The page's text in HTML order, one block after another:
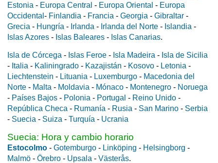
Estonia - Europa Central - Europa Oriental - Europa
Occidental - Finlandia - Francia - Georgia - Gibraltar -
Grecia - Hungría - Irlanda - Irlanda del Norte - Islandia -
Islas Azores - Islas Baleares - Islas Canarias.
Isla de Córcega - Islas Feroe - Isla Madeira - Isla de Sicilia
- Italia - Kaliningrado - Kazajistán - Kosovo - Letonia -
Liechtenstein - Lituania - Luxemburgo - Macedonia del
Norte - Malta - Moldavia - Mónaco - Montenegro - Noruega
- Países Bajos - Polonia - Portugal - Reino Unido -
República Checa - Rumanía - Rusia - San Marino - Serbia
- Suecia - Suiza - Turquía - Ucrania
Suecia: Hora y cambio horario
Estocolmo - Gotemburgo - Linköping - Helsingborg -
Malmö - Örebro - Upsala - Västerås.